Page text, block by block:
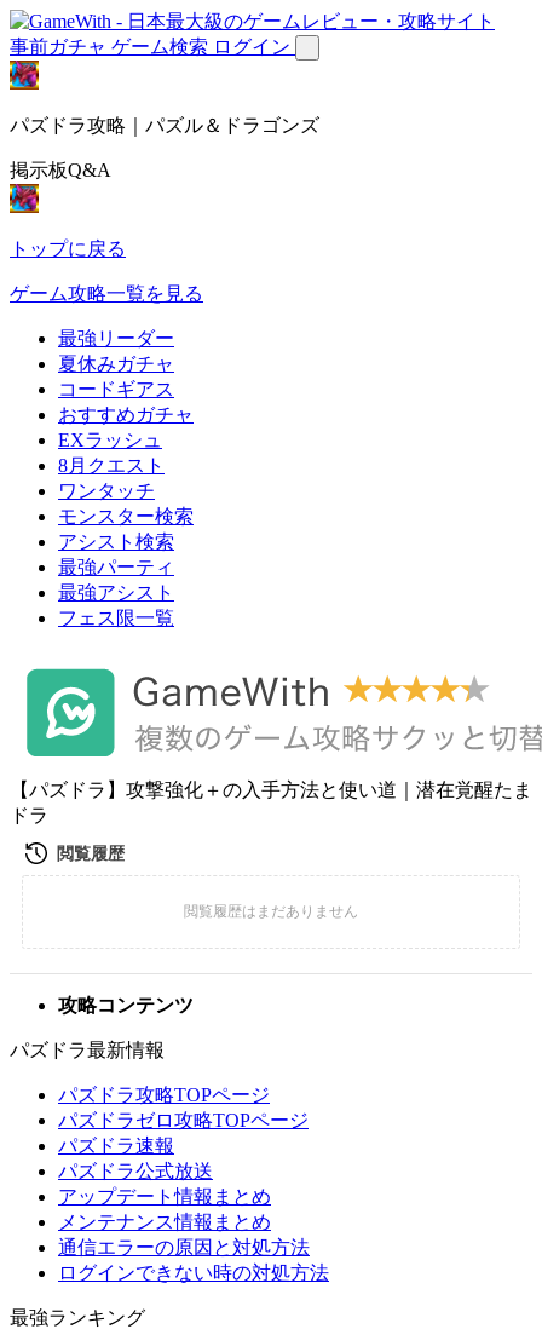
事前ガチャ ゲーム検索 ログイン
パズドラ攻略｜パズル＆ドラゴンズ
掲示板Q&A
トップに戻る
ゲーム攻略一覧を見る
最強リーダー
夏休みガチャ
コードギアス
おすすめガチャ
EXラッシュ
8月クエスト
ワンタッチ
モンスター検索
アシスト検索
最強パーティ
最強アシスト
フェス限一覧
【パズドラ】攻撃強化＋の入手方法と使い道｜潜在覚醒たま
ドラ
攻略コンテンツ
パズドラ最新情報
パズドラ攻略TOPページ
パズドラゼロ攻略TOPページ
パズドラ速報
パズドラ公式放送
アップデート情報まとめ
メンテナンス情報まとめ
通信エラーの原因と対処方法
ログインできない時の対処方法
最強ランキング